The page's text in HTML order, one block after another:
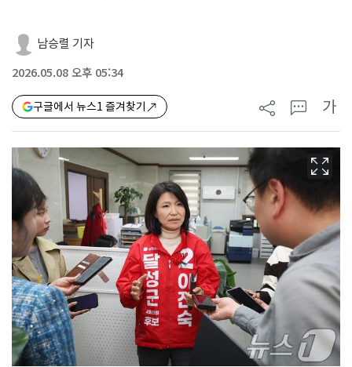
남승렬 기자
2026.05.08 오후 05:34
구글에서 뉴스1 즐겨찾기 가